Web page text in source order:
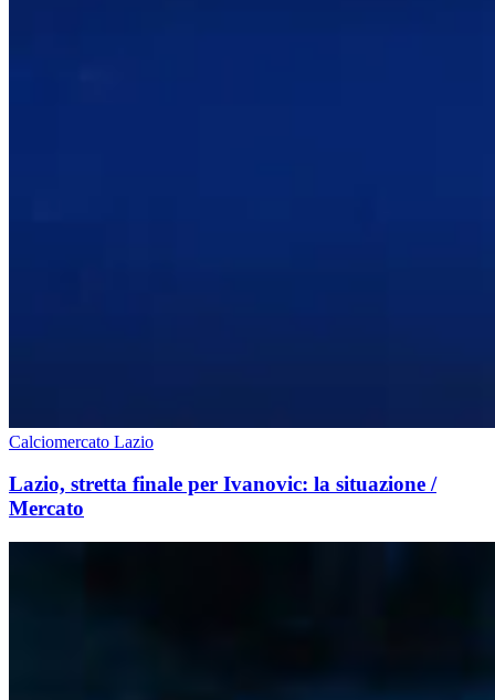
Calciomercato Lazio
Lazio, stretta finale per Ivanovic: la situazione /
Mercato